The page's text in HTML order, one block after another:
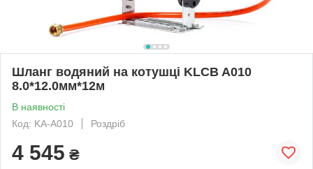
Шланг водяний на котушці KLCB A010
8.0*12.0мм*12м
В наявності
Код: KA-A010
Роздріб
4 545 ₴